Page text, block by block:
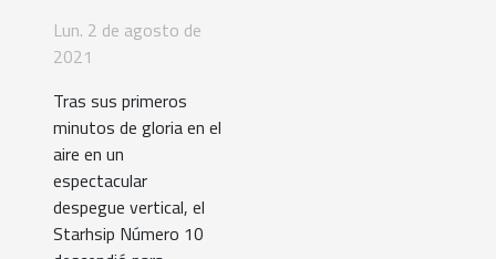
tras un
aterrizaje
Lun. 2 de agosto de
2021
Tras sus primeros
minutos de gloria en el
aire en un
espectacular
despegue vertical, el
Starhsip Número 10